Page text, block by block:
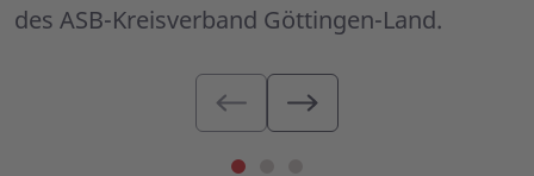
des ASB-Kreisverband Göttingen-Land.